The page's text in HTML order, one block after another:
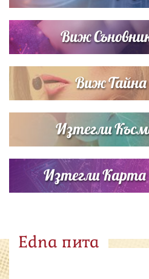
Виж
Виж Тайна
Изтегли
Изтегли Карта
Edna пита